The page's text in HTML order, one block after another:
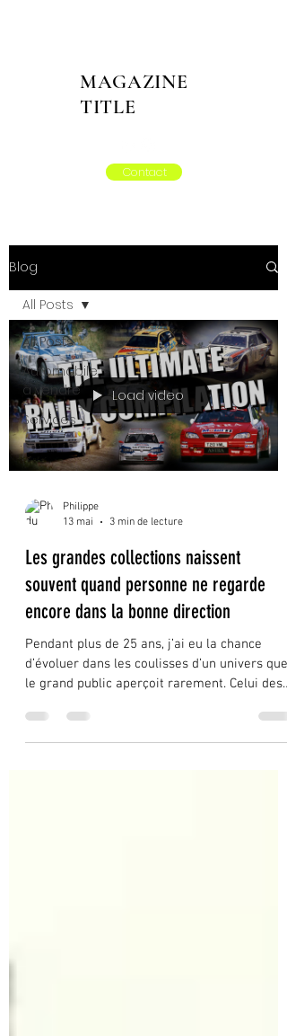
MAGAZINE
TITLE
Contact
Blog
All Posts
Automobile
à vendre
Services
All Posts
Load video
Philippe
13 mai
3 min de lecture
Les grandes collections naissent
souvent quand personne ne regarde
encore dans la bonne direction
Pendant plus de 25 ans, j’ai eu la chance
d’évoluer dans les coulisses d’un univers que
le grand public aperçoit rarement. Celui des
garages confidentiels.Des paddocks.Des
échanges discrets entre passionnés.Et parfois